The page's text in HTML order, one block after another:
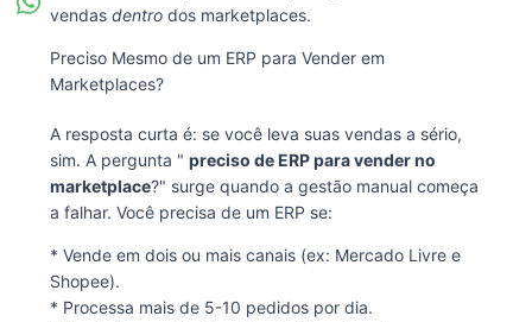
vendas dentrodos marketplaces.
Preciso Mesmo de um ERP para Vender em
Marketplaces?
A resposta curta é: se você leva suas vendas a sério,
sim. A pergunta " preciso de ERP para vender no
marketplace?" surge quando a gestão manual começa
a falhar. Você precisa de um ERP se:
* Vende em dois ou mais canais (ex: Mercado Livre e
Shopee).
* Processa mais de 5-10 pedidos por dia.